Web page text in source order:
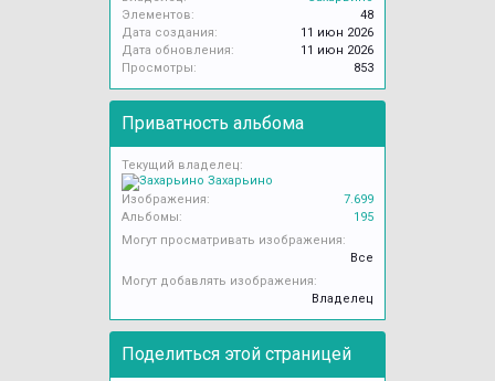
Элементов:
48
Дата создания:
11 июн 2026
Дата обновления:
11 июн 2026
Просмотры:
853
Приватность альбома
Текущий владелец:
Захарьино
Изображения:
7.699
Альбомы:
195
Могут просматривать изображения:
Все
Могут добавлять изображения:
Владелец
Поделиться этой страницей